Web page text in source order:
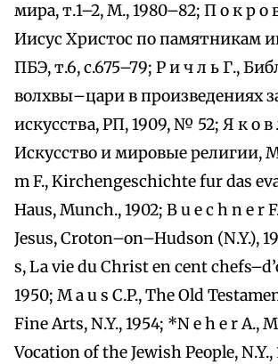
мира, т.1–2, М., 1980–82; П о к р о
Иисус Христос по памятникам
ПБЭ, т.6, с.675–79; Р и ч л ь Г.,
волхвы–цари в произведениях
искусства, РП, 1909, № 52; Я к о в
Искусство и мировые религии,
m F., Kirchengeschichte fur das
Haus, Munch., 1902; B u e c h n e r
Jesus, Croton–on–Hudson (N.Y.),
s, La vie du Christ en cent
1950; M a u s C.P., The Old
Fine Arts, N.Y., 1954; *N e h e r A.,
Vocation of the Jewish People, N.Y.,